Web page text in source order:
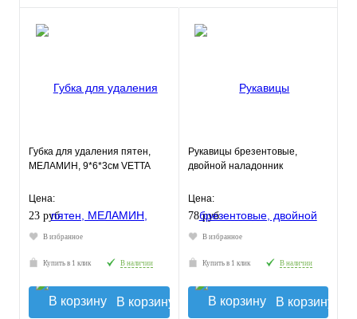
Губка для удаления пятен,
МЕЛАМИН, 9*6*3см VETTA
Цена:
23 руб.
В избранное
Купить в 1 клик В наличии
В корзину
Рукавицы брезентовые,
двойной наладонник
Цена:
78 руб.
В избранное
Купить в 1 клик В наличии
В корзину